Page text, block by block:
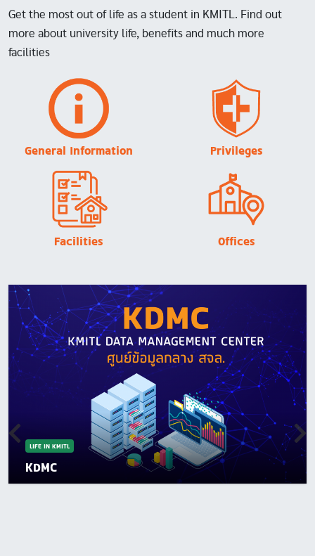
Get the most out of life as a student in KMITL. Find out
more about university life, benefits and much more
facilities
Image
General Information
Image
Privileges
Image
Facilities
Image
Offices